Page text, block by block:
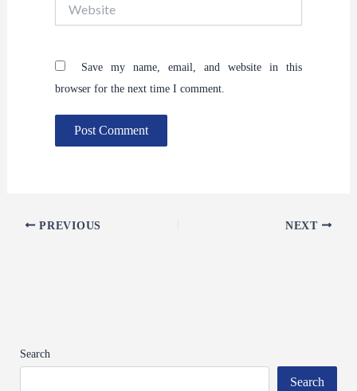
Save my name, email, and website in this
browser for the next time I comment.
PREVIOUS NEXT
Search
Search